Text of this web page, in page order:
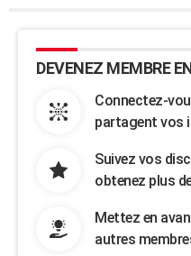
DEVENEZ MEMBRE
Connectez-
partagent vos
Suivez vos
obtenez plus
Mettez en
autres